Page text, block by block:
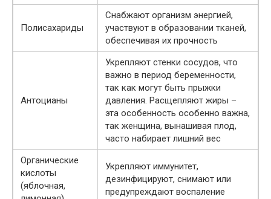
Полисахариды
Снабжают организм энергией,
участвуют в образовании тканей,
обеспечивая их прочность
Антоцианы
Укрепляют стенки сосудов, что
важно в период беременности,
так как могут быть прыжки
давления. Расщепляют жиры –
эта особенность особенно важна,
так женщина, вынашивая плод,
часто набирает лишний вес
Органические
кислоты
(яблочная,
Укрепляют иммунитет,
дезинфицируют, снимают или
предупреждают воспаление